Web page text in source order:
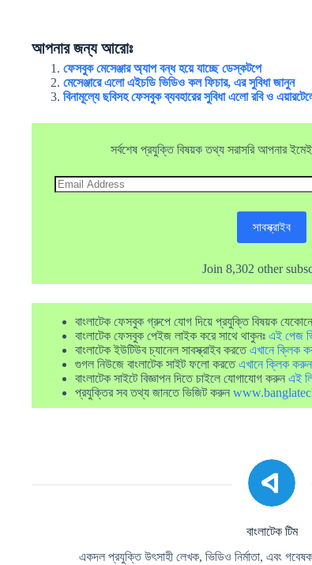
আপনার জন্য আরোঃ
ফেসবুক মেসেঞ্জার অ্যাপ বন্ধ হয়ে যাচ্ছে ডেস্কটপে
মেসেঞ্জারে এলো এইচডি ভিডিও কল ফিচার, এর সুবিধা জানুন
বিনামূল্যে ছবিসহ ফেসবুক ব্যবহারের সুবিধা এলো রবি ও
সর্বশেষ প্রযুক্তি বিষয়ক তথ্য সরাসরি আপনার
Email
Address
সাবস্ক্রাইব
Join 8,302 other
বাংলাটেক ফেসবুক গ্রুপে যোগ দিয়ে প্রযুক্তি বিষয়ক
বাংলাটেক ফেসবুক পেইজ লাইক করে সাথে থাকুনঃ এই পেজ
বাংলাটেক ইউটিউব চ্যানেল সাবস্ক্রাইব করতেএখানে ক্লিক
গুগল নিউজে বাংলাটেক সাইট ফলো করতেএখানে ক্লিক
বাংলাটেক সাইটে বিজ্ঞাপন দিতে চাইলে যোগাযোগ করুন এই
প্রযুক্তির সব তথ্য জানতে ভিজিট করুন
বাংলাটেক টিম
একদল প্রযুক্তি উৎসাহী লেখক, ভিডিও নির্মাতা, এবং গবেষক